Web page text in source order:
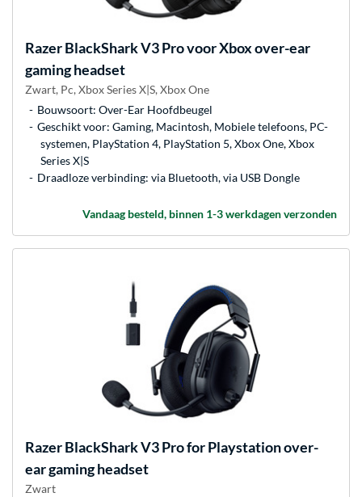
RazerBlackShark V3 Pro voor Xbox over-ear
gaming headset
Zwart, Pc, Xbox Series X|S, Xbox One
Bouwsoort: Over-Ear Hoofdbeugel
Geschikt voor: Gaming, Macintosh, Mobiele telefoons, PC-
systemen, PlayStation 4, PlayStation 5, Xbox One, Xbox
Series X|S
Draadloze verbinding: via Bluetooth, via USB Dongle
Vandaag besteld, binnen 1-3 werkdagen verzonden
RazerBlackShark V3 Pro for Playstation over-
ear gaming headset
Zwart